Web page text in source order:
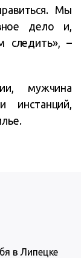
Мы
дело и,
следить», –
мужчина
инстанций,
в Липецке